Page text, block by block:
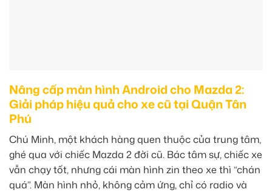
Nâng cấp màn hình Android cho Mazda 2:
Giải pháp hiệu quả cho xe cũ tại Quận Tân
Phú
Chú Minh, một khách hàng quen thuộc của trung tâm,
ghé qua với chiếc Mazda 2 đời cũ. Bác tâm sự, chiếc xe
vẫn chạy tốt, nhưng cái màn hình zin theo xe thì “chán
quá”. Màn hình nhỏ, không cảm ứng, chỉ có radio và